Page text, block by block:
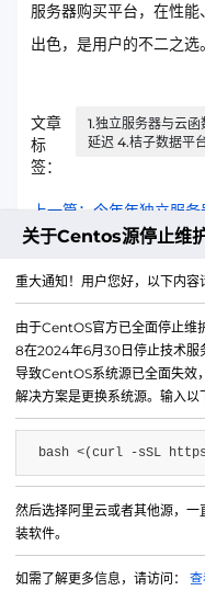
服务器购买平台，在性
出色，是用户的不二之选。
文章
标
签：
1.独立服务器与云
延迟 4.桔子数据平
上一篇：今年年独立服
微信公众号
IDC/ISP证号 B1-
关于Centos源停止维
重大通知！用户您好，以下内容
由于CentOS官方已全面停止
8在2024年6月30日停止技术服
导致CentOS系统源已全面失效
解决方案是更换系统源。输入以
bash <(curl -sSL
然后选择阿里云或者其他源，
装软件。
如需了解更多信息，请访问：